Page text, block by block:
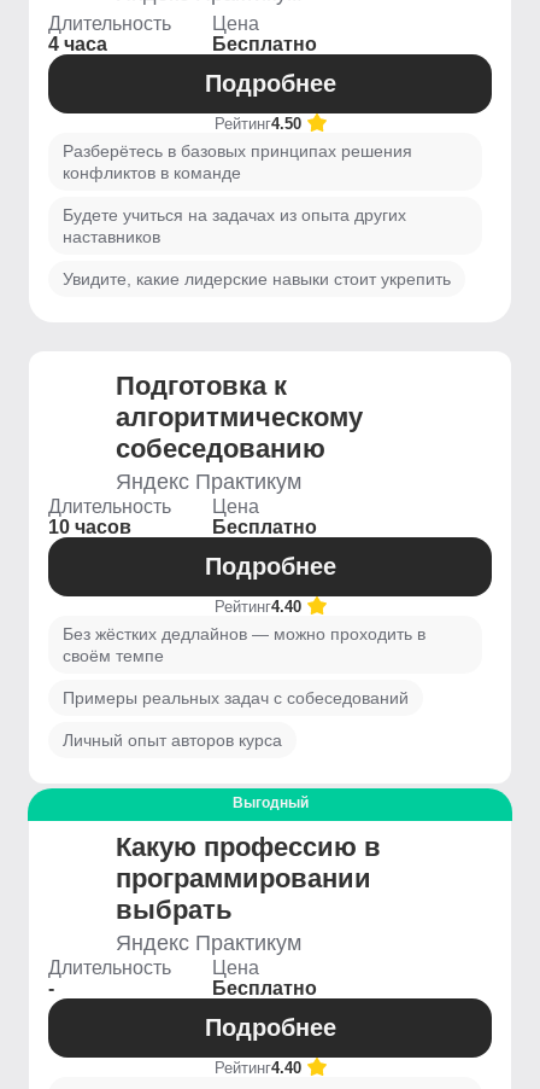
Длительность
4 часа
Цена
Бесплатно
Подробнее
Рейтинг4.50
Разберётесь в базовых принципах решения
конфликтов в команде
Будете учиться на задачах из опыта других
наставников
Увидите, какие лидерские навыки стоит укрепить
Подготовка к
алгоритмическому
собеседованию
Яндекс Практикум
Длительность
10 часов
Цена
Бесплатно
Подробнее
Рейтинг4.40
Без жёстких дедлайнов — можно проходить в
своём темпе
Примеры реальных задач с собеседований
Личный опыт авторов курса
Выгодный
Какую профессию в
программировании
выбрать
Яндекс Практикум
Длительность
-
Цена
Бесплатно
Подробнее
Рейтинг4.40